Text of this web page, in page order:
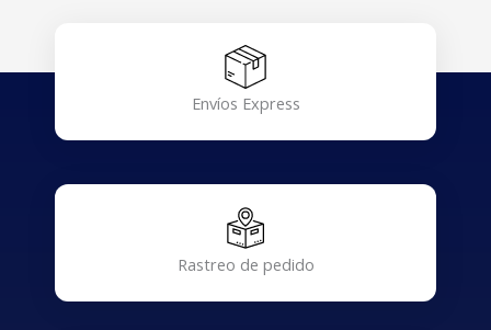
Envíos Express
Rastreo de pedido